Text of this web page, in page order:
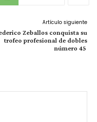
Artículo siguiente
Zeballos conquista su
trofeo profesional de dobles
número 45